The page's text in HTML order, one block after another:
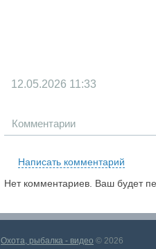
12.05.2026 11:33
Комментарии
Написать комментарий
Нет комментариев. Ваш будет
Охота, рыбалка - видео © 2026